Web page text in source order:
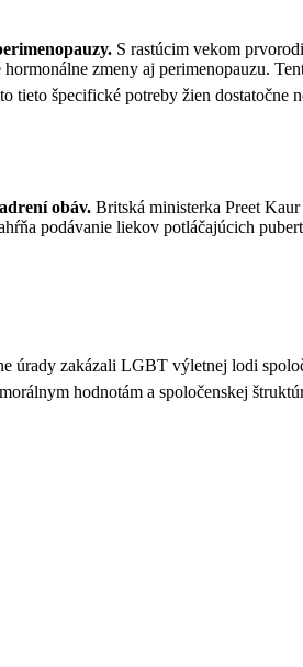
S rastúcim vekom
zmeny aj perimenopauzu.
tieto špecifické potreby žien dostatočne
obáv. Britská ministerka Preet
podávanie liekov potláčajúcich
úrady zakázali LGBT výletnej lodi
hodnotám a spoločenskej